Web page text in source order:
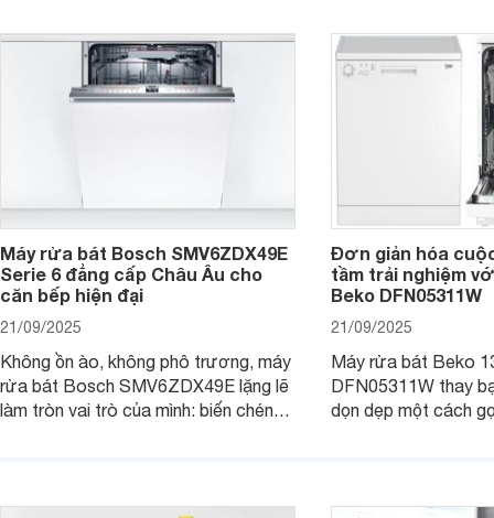
sản phẩm này mang lại nhé.
chúng tôi đi đánh
này nhé.
Máy rửa bát Bosch SMV6ZDX49E
Serie 6 đẳng cấp Châu Âu cho
căn bếp hiện đại
21/09/2025
Không ồn ào, không phô trương, máy
rửa bát Bosch SMV6ZDX49E lặng lẽ
làm tròn vai trò của mình: biến chén
Websosanh.vn đi tìm hiểu chi tiết sản
Đơn giản hóa
tầm trải nghiệm
Beko DFN05311W
21/09/2025
Máy rửa bát Beko
DFN05311W thay
dọn dẹp một cách
gian bếp của gia